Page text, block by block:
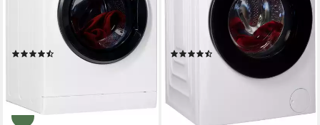
Kapazität Waschen
Betriebsgeräusch
1400 U/min
Schleuderdrehzahl
Produktdatenblatt
(1112)
1.019,00 €
Kapazität Waschen
Betriebsgeräusch
1400 U/min
Schleuderdrehzahl
Produktdatenblatt
(17)
439,00 € UVP
15,75 €
mtl. in 36 Raten
-32%